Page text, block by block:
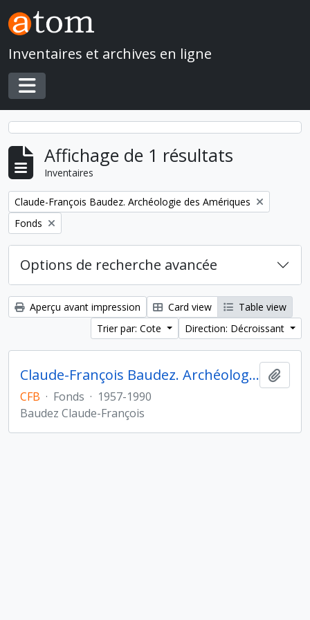
Skip to main content
Inventaires et archives en ligne
Toggle navigation
Affichage de 1 résultats
Inventaires
Remove filter:
Claude-François Baudez. Archéologie des Amériques
Remove filter:
Fonds
Options de recherche avancée
Aperçu avant impression Card view
Table view
Trier par: Cote
Direction: Décroissant
Claude-François Baudez. Archéologie des Amériques
CFB · Fonds · 1957-1990
Baudez Claude-François